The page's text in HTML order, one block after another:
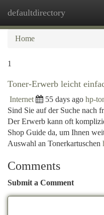
defaultdirectory
Home
1
Toner-Erwerb leicht
Internet 55 days ago hp-
Sind Sie auf der Suche nach
Der Erwerb kann oft
Shop Guide da, um Ihnen
Auswahl an Tonerkartuschen
Comments
Submit a Comment